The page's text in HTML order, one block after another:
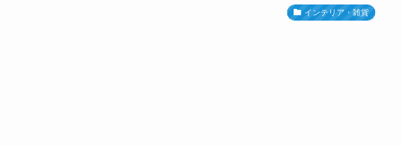
インテリア・雑貨